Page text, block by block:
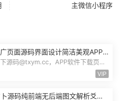
主微信小程序
页面源码界面设计简洁美观APP
自带后台管理PHP源码
源码@txym.cc，APP软件下载页
VIP
源码纯前端无后端图文解析爻位